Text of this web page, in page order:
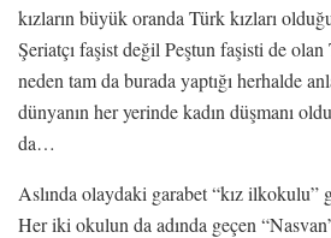
kızların büyük oranda Türk kızları
Şeriatçı faşist değil Peştun faşisti de olan
neden tam da burada yaptığı herhalde
dünyanın her yerinde kadın düşmanı
da…
Aslında olaydaki garabet “kız ilkokulu”
Her iki okulun da adında geçen